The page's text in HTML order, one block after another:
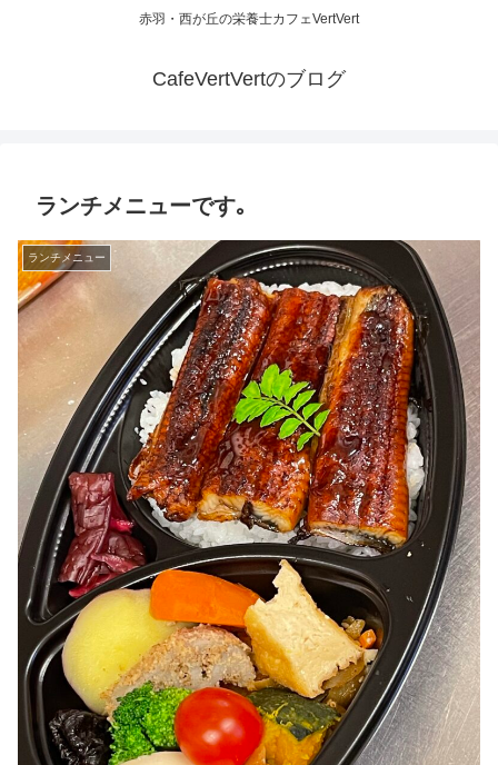
赤羽・西が丘の栄養士カフェVertVert
CafeVertVertのブログ
ランチメニューです｡
ランチメニュー